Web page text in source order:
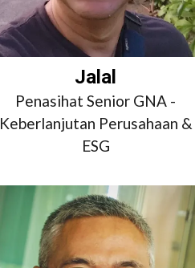
Jalal
Penasihat Senior GNA -
Keberlanjutan Perusahaan &
ESG